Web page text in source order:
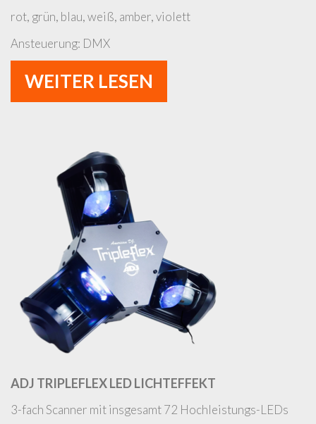
rot, grün, blau, weiß, amber, violett
Ansteuerung: DMX
WEITER LESEN
ADJ TRIPLEFLEX LED LICHTEFFEKT
3-fach Scanner mit insgesamt 72 Hochleistungs-LEDs